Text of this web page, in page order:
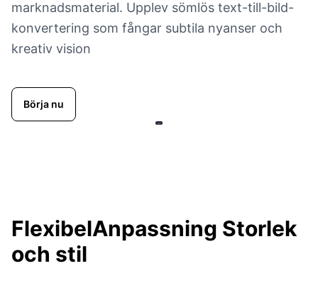
marknadsmaterial. Upplev sömlös text-till-bild-
konvertering som fångar subtila nyanser och
kreativ vision
Börja nu
FlexibelAnpassning Storlek
och stil